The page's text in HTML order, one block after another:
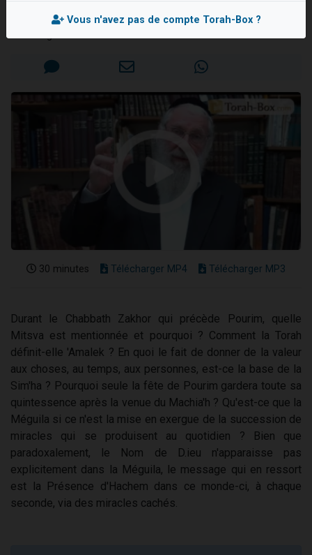
3 personnes viennent de faire un don pour Événements Torah-Box
2 personnes viennent de nous rejoindre sur WhatsApp
Rav Moché KAUFMANN
30 minutes Télécharger MP4 Télécharger MP3
Durant le Chabbath Zakhor qui précède Pourim, quelle
Mitsva est mentionnée et pourquoi ? Comment la Torah
définit-elle 'Amalek ? En quoi le fait de donner de la valeur
aux choses, au temps, aux personnes, est-ce la base de la
Sim'ha ? Pourquoi seule la fête de Pourim gardera toute sa
quintessence après la venue du Machia'h ? Qu'est-ce que la
Méguila si ce n'est la mise en exergue de la succession de
miracles qui se produisent au quotidien ? Bien que
paradoxalement, le Nom de D.ieu n'apparaisse pas
explicitement dans la Méguila, le message qui en ressort
est la Présence d'Hachem dans ce monde-ci, à chaque
seconde, via des miracles cachés.
Vous n'avez pas de compte Torah-Box ?